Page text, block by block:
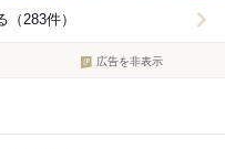
283件）
広告を非表示